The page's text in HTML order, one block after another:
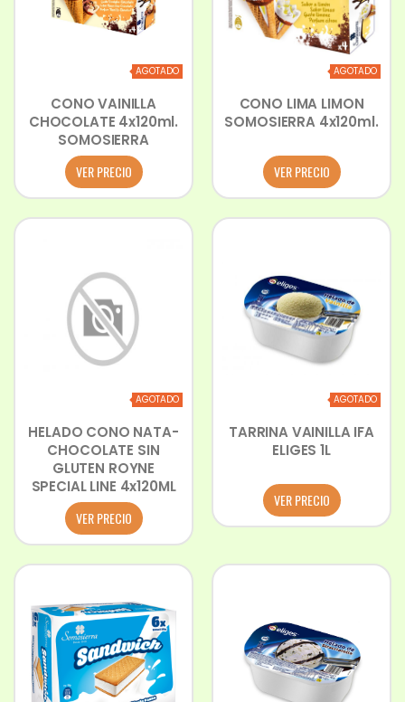
AGOTADO
CONO VAINILLA
CHOCOLATE 4x120ml.
SOMOSIERRA
VER PRECIO
AGOTADO
CONO LIMA LIMON
SOMOSIERRA 4x120ml.
VER PRECIO
AGOTADO
HELADO CONO NATA-
CHOCOLATE SIN
GLUTEN ROYNE
SPECIAL LINE 4x120ML
VER PRECIO
AGOTADO
TARRINA VAINILLA IFA
ELIGES 1L
VER PRECIO